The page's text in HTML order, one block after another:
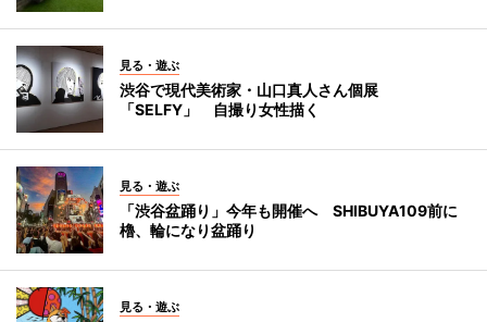
見る・遊ぶ
渋谷で現代美術家・山口真人さん個展
「SELFY」 自撮り女性描く
見る・遊ぶ
「渋谷盆踊り」今年も開催へ SHIBUYA109前に
櫓、輪になり盆踊り
見る・遊ぶ